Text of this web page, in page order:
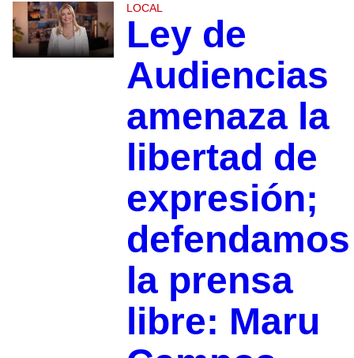
LOCAL
Ley de
Audiencias
amenaza la
libertad de
expresión;
defendamos
la prensa
libre: Maru